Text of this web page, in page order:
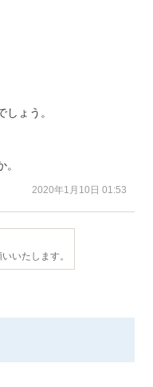
ょう。
2020年1月10日 01:53
いたします。